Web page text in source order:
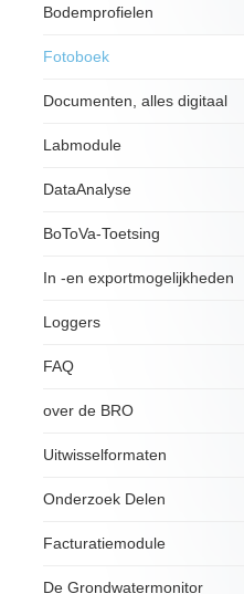
Bodemprofielen
Fotoboek
Documenten, alles digitaal
Labmodule
DataAnalyse
BoToVa-Toetsing
In -en exportmogelijkheden
Loggers
FAQ
over de BRO
Uitwisselformaten
Onderzoek Delen
Facturatiemodule
De Grondwatermonitor